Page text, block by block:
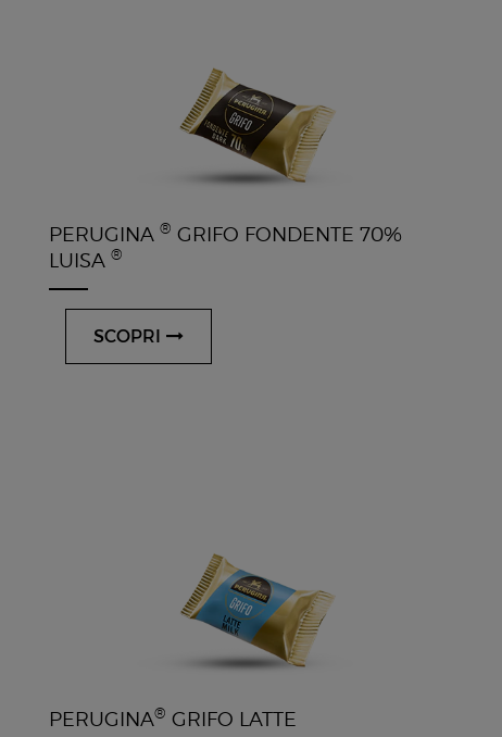
PERUGINA ® GRIFO FONDENTE 70%
LUISA ®
SCOPRI
PERUGINA® GRIFO LATTE